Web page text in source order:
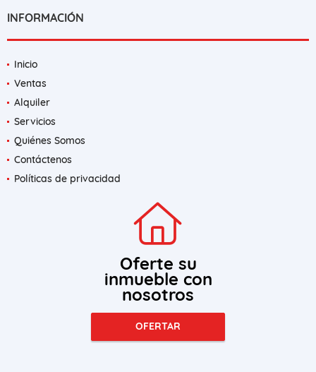
INFORMACIÓN
Inicio
Ventas
Alquiler
Servicios
Quiénes Somos
Contáctenos
Políticas de privacidad
Oferte su
inmueble con
nosotros
OFERTAR